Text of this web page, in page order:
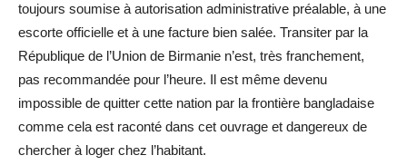
toujours soumise à autorisation administrative préalable, à une
escorte officielle et à une facture bien salée. Transiter par la
République de l’Union de Birmanie n’est, très franchement,
pas recommandée pour l’heure. Il est même devenu
impossible de quitter cette nation par la frontière bangladaise
comme cela est raconté dans cet ouvrage et dangereux de
chercher à loger chez l’habitant.